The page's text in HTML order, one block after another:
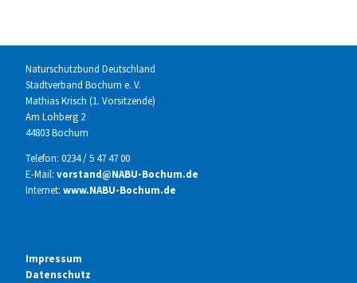
Naturschutzbund Deutschland
Stadtverband Bochum e. V.
Mathias Krisch (1. Vorsitzende)
Am Lohberg 2
44803 Bochum
Telefon: 0234 / 5 47 47 00
E-Mail: vorstand@NABU-Bochum.de
Internet: www.NABU-Bochum.de
Impressum
Datenschutz